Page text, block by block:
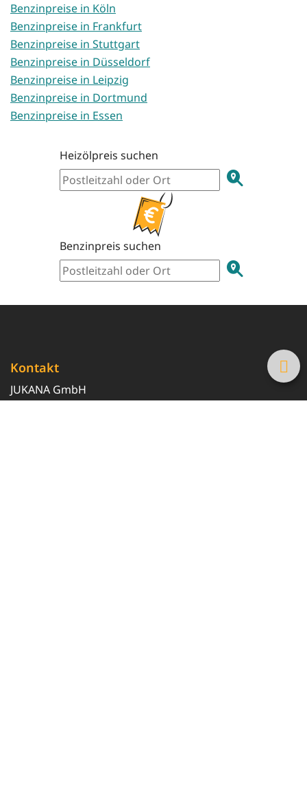
Benzinpreise in Köln
Benzinpreise in Frankfurt
Benzinpreise in Stuttgart
Benzinpreise in Düsseldorf
Benzinpreise in Leipzig
Benzinpreise in Dortmund
Benzinpreise in Essen
Heizölpreis suchen
Benzinpreis suchen
Kontakt
JUKANA GmbH